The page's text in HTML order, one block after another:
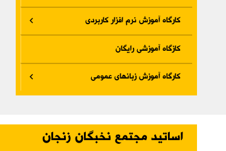
کارگاه آموزش نرم افزار کاربردی
کازگاه آموزشی رایگان
کارگاه آموزش زبانهای عمومی
اساتید مجتمع نخبگان زنجان